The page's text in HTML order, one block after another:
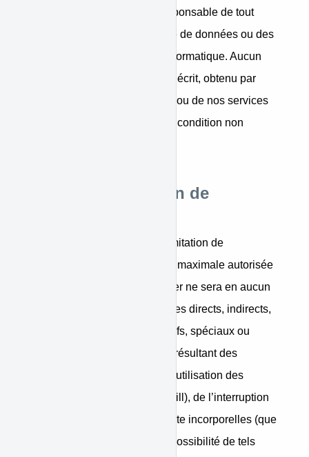
risques et vous serez seul responsable de tout
dommage entraînant une perte de données ou des
dommages à votre système informatique. Aucun
conseil ou information, oral ou écrit, obtenu par
vous à partir de notre site web ou de nos services
ne créera une garantie ou une condition non
Clause de limitation de
Vous acceptez la clause de limitation de
responsabilité dans la mesure maximale autorisée
par la loi applicable : WiniPayer ne sera en aucun
cas responsable des dommages directs, indirects,
accessoires punitifs, consécutifs, spéciaux ou
exemplaires ou tout préjudice résultant des
dommages liés à la mauvaise utilisation des
données, du survaleur (goodwill), de l’interruption
des activités ou toute autre perte incorporelles (que
WiniPayer a été avisée de la possibilité de tels